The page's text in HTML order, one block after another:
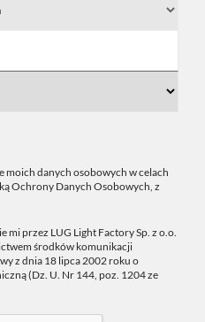
moich danych osobowych w celach
Ochrony Danych Osobowych, z
mi przez LUG Light Factory Sp. z o.o.
środków komunikacji
z dnia 18 lipca 2002 roku o
(Dz. U. Nr 144, poz. 1204 ze